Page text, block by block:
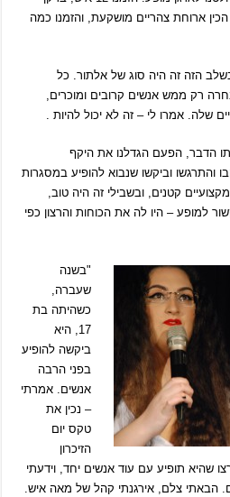
ארוחת צהריים מושקעת, והזמנו כמה
הזה זה היה סוג של אלתור. כל
רק ממש אנשים קרובים ומוכרים,
שלה. אמרו לי – זה לא יכול להיות .
הדבר, הפעם הגדלנו את היקף
והתרגשו וביקשו שנבוא להופיע במסגרות
קטנים, ובשבילי זה היה טוב,
למופע – היו לה את הכוחות והרצון כפי
"בשנה
שעברה,
כשהיתה בת
17, היא
ביקשה להופיע
בפני הרבה
אנשים. אמרתי
– נכין את
טקס יום
הזיכרון
שהיא תופיע עם עוד אנשים יחד, וידעתי
הבאתי צלם, אירגנתי קהל של מאה איש.